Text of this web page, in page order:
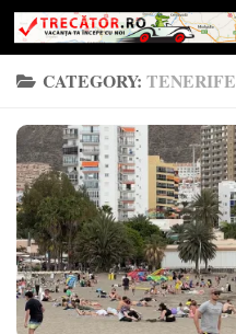
Skip to content
CATEGORY: TENERIFE